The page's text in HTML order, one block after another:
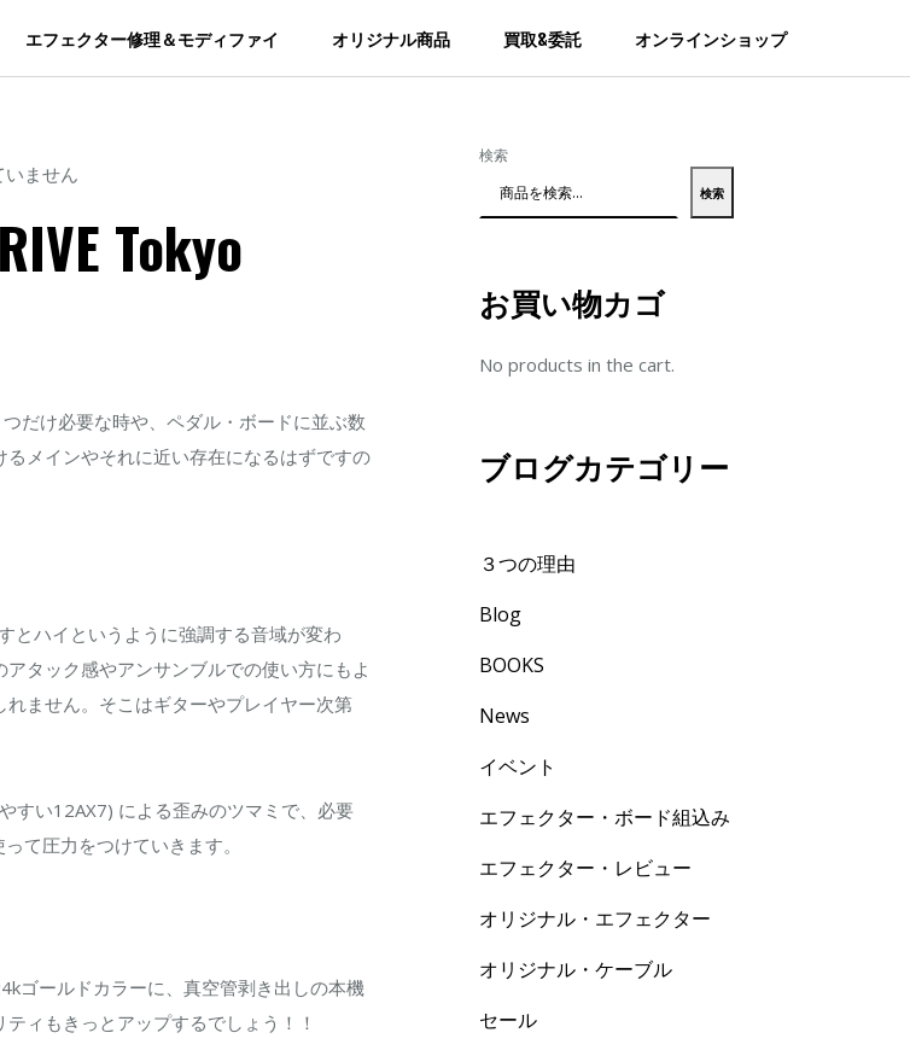
エフェクター修理＆モディファイ オリジナル商品 買取&委託 オンラインショップ
いません
Tokyo
だけ必要な時や、ペダル・ボードに並ぶ数
メインやそれに近い存在になるはずですの
とハイというように強調する音域が変わ
タック感やアンサンブルでの使い方にもよ
ません。そこはギターやプレイヤー次第
すい12AX7) による歪みのツマミで、必要
て圧力をつけていきます。
ゴールドカラーに、真空管剥き出しの本機
ィもきっとアップするでしょう！！
検索
検索
お買い物カゴ
No products in the cart.
ブログカテゴリー
３つの理由
Blog
BOOKS
News
イベント
エフェクター・ボード組込み
エフェクター・レビュー
オリジナル・エフェクター
オリジナル・ケーブル
セール